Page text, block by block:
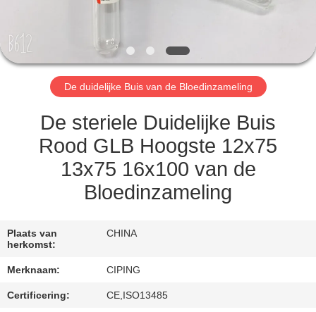
VERZOEK
CITAAT
SITEMAP
PRIVACY
POLICY
De duidelijke Buis van de Bloedinzameling
De steriele Duidelijke Buis
Rood GLB Hoogste 12x75
13x75 16x100 van de
Bloedinzameling
Plaats van
herkomst:
CHINA
Merknaam: CIPING
Certificering: CE,ISO13485